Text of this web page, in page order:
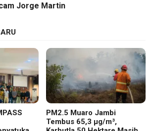
Jorge Martin
PM2.5 Muaro Jambi
Tembus 65,3 µg/m³,